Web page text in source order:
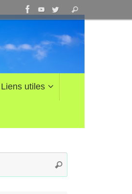
pour
:
Rechercher
Liens utiles
Rechercher